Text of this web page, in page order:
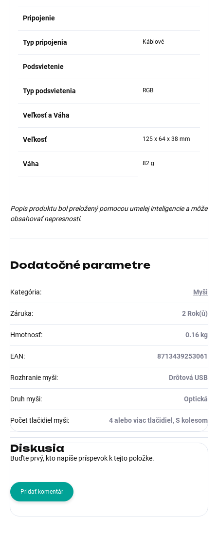
Pripojenie
Typ pripojenia Káblové
Podsvietenie
Typ podsvietenia RGB
Veľkosť a Váha
Veľkosť 125 x 64 x 38 mm
Váha 82 g
Popis produktu bol preložený pomocou umelej inteligencie a môže
obsahovať nepresnosti.
Dodatočné parametre
Kategória: Myši
Záruka: 2 Rok(ů)
Hmotnosť: 0.16 kg
EAN: 8713439253061
Rozhranie myši: Drôtová USB
Druh myši: Optická
Počet tlačidiel myši: 4 alebo viac tlačidiel, S kolesom
Diskusia
Buďte prvý, kto napíše príspevok k tejto položke.
Pridať komentár